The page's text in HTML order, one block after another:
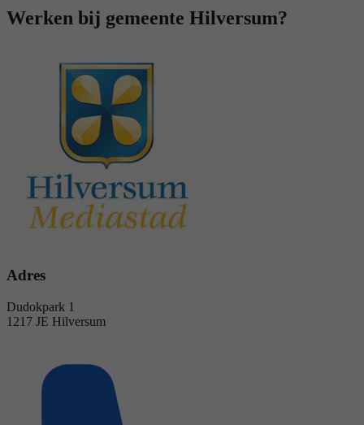
Werken bij gemeente Hilversum?
Adres
Dudokpark 1
1217 JE Hilversum